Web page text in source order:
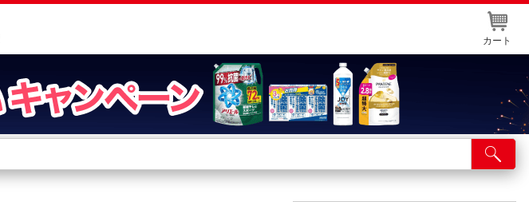
カート
店舗サービス
ネット取り置き